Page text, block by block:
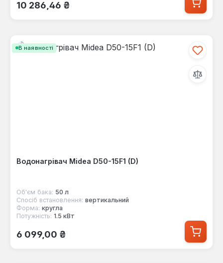
10 286,46 ₴
В наявності
Водонагрівач Midea D50-15F1 (D)
Об'єм бака: 50 л
Спосіб встановлення: вертикальний
Форма: кругла
Потужність: 1.5 кВт
Звичайна ціна:
6 099,00 ₴